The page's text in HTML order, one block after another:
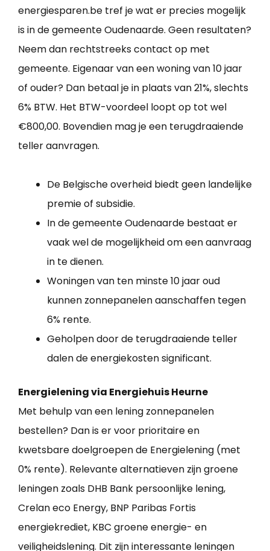
energiesparen.be tref je wat er precies mogelijk
is in de gemeente Oudenaarde. Geen resultaten?
Neem dan rechtstreeks contact op met
gemeente. Eigenaar van een woning van 10 jaar
of ouder? Dan betaal je in plaats van 21%, slechts
6% BTW. Het BTW-voordeel loopt op tot wel
€800,00. Bovendien mag je een terugdraaiende
teller aanvragen.
De Belgische overheid biedt geen landelijke
premie of subsidie.
In de gemeente Oudenaarde bestaat er
vaak wel de mogelijkheid om een aanvraag
in te dienen.
Woningen van ten minste 10 jaar oud
kunnen zonnepanelen aanschaffen tegen
6% rente.
Geholpen door de terugdraaiende teller
dalen de energiekosten significant.
Energielening via Energiehuis Heurne
Met behulp van een lening zonnepanelen
bestellen? Dan is er voor prioritaire en
kwetsbare doelgroepen de Energielening (met
0% rente). Relevante alternatieven zijn groene
leningen zoals DHB Bank persoonlijke lening,
Crelan eco Energy, BNP Paribas Fortis
energiekrediet, KBC groene energie- en
veiligheidslening. Dit zijn interessante leningen